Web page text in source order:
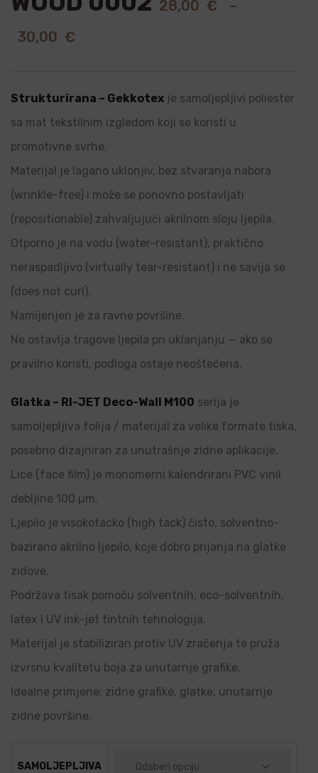
28,00 €
–
30,00 €
Strukturirana – Gekkotex je samoljepljivi poliester
sa mat tekstilnim izgledom koji se koristi u
promotivne svrhe.
Materijal je lagano uklonjiv, bez stvaranja nabora
(wrinkle-free) i može se ponovno postavljati
(repositionable) zahvaljujući akrilnom sloju ljepila.
Otporno je na vodu (water-resistant), praktično
neraspadljivo (virtually tear-resistant) i ne savija se
(does not curl).
Namijenjen je za ravne površine.
Ne ostavlja tragove ljepila pri uklanjanju — ako se
pravilno koristi, podloga ostaje neoštećena.
Glatka – RI-JET Deco-Wall M100 serija je
samoljepljiva folija / materijal za velike formate tiska,
posebno dizajniran za unutrašnje zidne aplikacije.
Lice (face film) je monomerni kalendrirani PVC vinil
debljine 100 µm.
Ljepilo je visokotacko (high tack) čisto, solventno-
bazirano akrilno ljepilo, koje dobro prijanja na glatke
zidove.
Podržava tisak pomoću solventnih, eco-solventnih,
latex i UV ink-jet tintnih tehnologija.
Materijal je stabiliziran protiv UV zračenja te pruža
izvrsnu kvalitetu boja za unutarnje grafike.
Idealne primjene: zidne grafike, glatke, unutarnje
zidne površine.
SAMOLJEPLJIVA